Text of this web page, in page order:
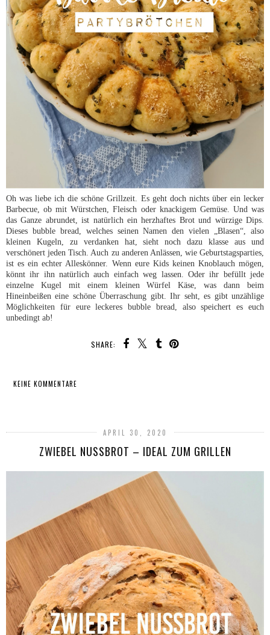
Oh was liebe ich die schöne Grillzeit. Es geht doch nichts über ein lecker
Barbecue, ob mit Würstchen, Fleisch oder knackigem Gemüse. Und was
das Ganze abrundet, ist natürlich ein herzhaftes Brot und würzige Dips.
Dieses bubble bread, welches seinen Namen den vielen „Blasen“, also
kleinen Kugeln, zu verdanken hat, sieht noch dazu klasse aus und
verschönert jeden Tisch. Auch zu anderen Anlässen, wie Geburtstagsparties,
ist es ein echter Alleskönner. Wenn eure Kids keinen Knoblauch mögen,
könnt ihr ihn natürlich auch einfach weg lassen. Oder ihr befüllt jede
einzelne Kugel mit einem kleinen Würfel Käse, was dann beim
Hineinbeißen eine schöne Überraschung gibt. Ihr seht, es gibt unzählige
Möglichkeiten für eure leckeres bubble bread, also speichert es euch
unbedingt ab!
SHARE:
KEINE KOMMENTARE
APRIL 30, 2020
ZWIEBEL NUSSBROT – IDEAL ZUM GRILLEN